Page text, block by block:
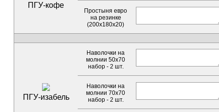
ПГУ-кофе
Простыня евро
на резинке
(200х180х20)
ПГУ-изабель
Наволочки на
молнии 50х70
набор - 2 шт.
Наволочки на
молнии 70х70
набор - 2 шт.